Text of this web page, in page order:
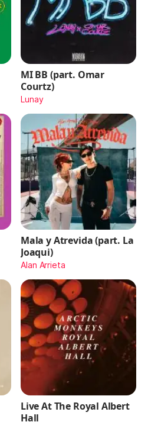
MI BB (part. Omar
Courtz)
Lunay
Mala y Atrevida (part. La
Joaqui)
Alan Arrieta
Live At The Royal Albert
Hall